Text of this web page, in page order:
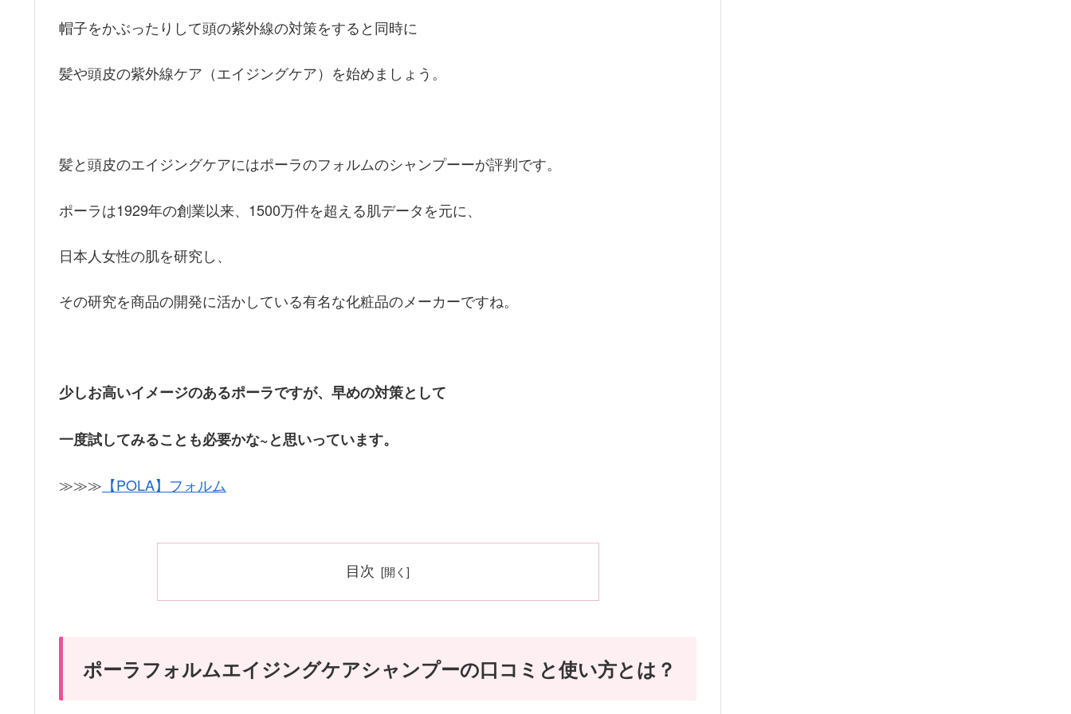
帽子をかぶったりして頭の紫外線の対策をすると同時に
髪や頭皮の紫外線ケア（エイジングケア）を始めましょう。
髪と頭皮のエイジングケアにはポーラのフォルムのシャンプーーが評判です。
ポーラは1929年の創業以来、1500万件を超える肌データを元に、
日本人女性の肌を研究し、
その研究を商品の開発に活かしている有名な化粧品のメーカーですね。
少しお高いイメージのあるポーラですが、早めの対策として
一度試してみることも必要かな~と思いっています。
≫≫≫ 【POLA】フォルム
目次
ポーラフォルムエイジングケアシャンプーの口コミと使い方とは？